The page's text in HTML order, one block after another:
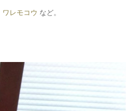
ワレモコウ など。